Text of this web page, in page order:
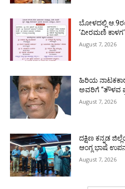
ಬೋಳದಲ್ಲಿ
‘ವೀರಮಣಿ ಕಾಳಗ’
August 7, 2026
ಹಿರಿಯ
ಅವರಿಗೆ “ತೌಳವ
August 7, 2026
ದಕ್ಷಿಣ ಕನ್ನಡ
ಆಂಗ್ಲ ಭಾಷೆ
August 7, 2026